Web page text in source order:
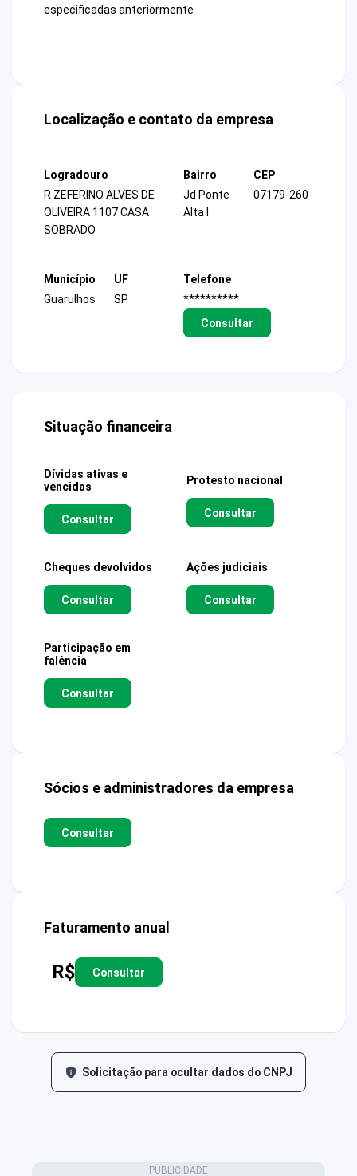
especificadas anteriormente
Localização e contato da empresa
Logradouro
R ZEFERINO ALVES DE
OLIVEIRA 1107 CASA
SOBRADO
Bairro
Jd Ponte
Alta I
CEP
07179-260
Município
Guarulhos
UF
SP
Telefone
**********
Consultar
Situação financeira
Dívidas ativas e
vencidas
Consultar
Protesto nacional
Consultar
Cheques devolvidos
Consultar
Ações judiciais
Consultar
Participação em
falência
Consultar
Sócios e administradores da empresa
Consultar
Faturamento anual
R$ Consultar
Solicitação para ocultar dados do CNPJ